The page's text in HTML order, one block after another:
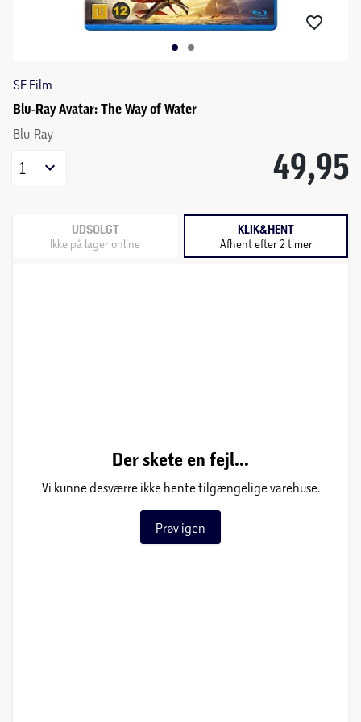
SF Film
Blu-Ray Avatar: The Way of Water
Blu-Ray
49,95
1
UDSOLGT
Ikke på lager online
KLIK&HENT
Afhent efter 2 timer
Der skete en fejl...
Vi kunne desværre ikke hente tilgængelige varehuse.
Prøv igen